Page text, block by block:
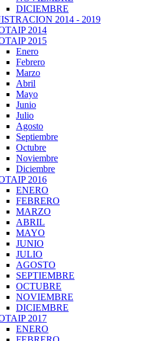
DICIEMBRE
2014 - 2019
2014
2015
Enero
Febrero
Marzo
Abril
Mayo
Junio
Julio
Agosto
Septiembre
Octubre
Noviembre
Diciembre
2016
ENERO
FEBRERO
MARZO
ABRIL
MAYO
JUNIO
JULIO
AGOSTO
SEPTIEMBRE
OCTUBRE
NOVIEMBRE
DICIEMBRE
2017
ENERO